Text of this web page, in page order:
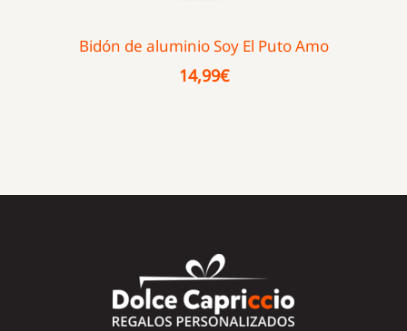
Bidón de aluminio Soy El Puto Amo
14,99€